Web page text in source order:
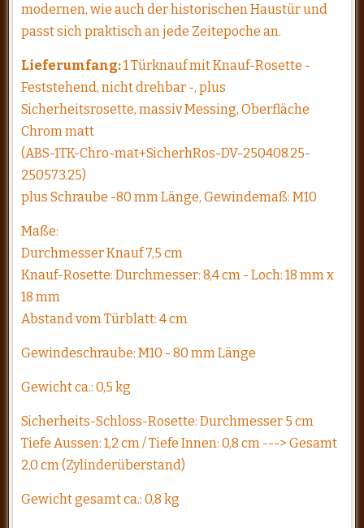
modernen, wie auch der historischen Haustür und
passt sich praktisch an jede Zeitepoche an.
Lieferumfang:1 Türknauf mit Knauf-Rosette -
Feststehend, nicht drehbar -, plus
Sicherheitsrosette, massiv Messing, Oberfläche
Chrom matt
(ABS-1TK-Chro-mat+SicherhRos-DV-250408.25-
250573.25)
plus Schraube -80 mm Länge, Gewindemaß: M10
Maße:
Durchmesser Knauf 7,5 cm
Knauf-Rosette: Durchmesser: 8,4 cm - Loch: 18 mm x
18 mm
Abstand vom Türblatt: 4 cm
Gewindeschraube: M10 - 80 mm Länge
Gewicht ca.: 0,5 kg
Sicherheits-Schloss-Rosette: Durchmesser 5 cm
Tiefe Aussen: 1,2 cm / Tiefe Innen: 0,8 cm ---> Gesamt
2,0 cm (Zylinderüberstand)
Gewicht gesamt ca.: 0,8 kg